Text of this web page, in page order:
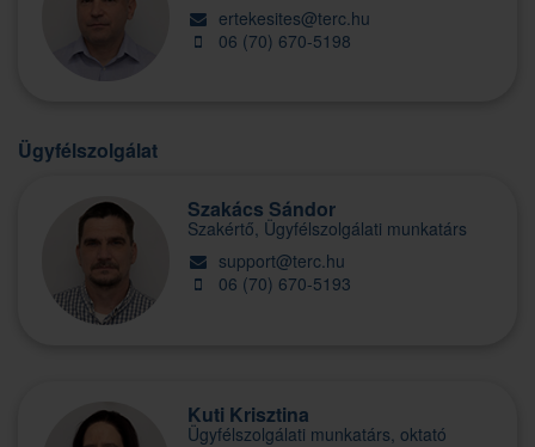
ertekesites@terc.hu
06 (70) 670-5198
Ügyfélszolgálat
Szakács Sándor
Szakértő, Ügyfélszolgálati munkatárs
support@terc.hu
06 (70) 670-5193
Kuti Krisztina
Ügyfélszolgálati munkatárs, oktató